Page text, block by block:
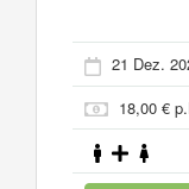
21 Dez.
18,00 €